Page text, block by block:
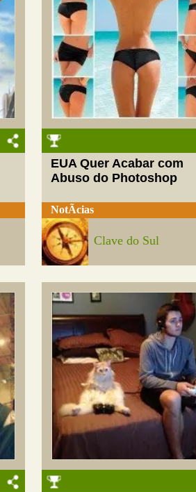
EUA Quer Acabar com
Abuso do Photoshop
NotÃ­cias
Clave do Sul